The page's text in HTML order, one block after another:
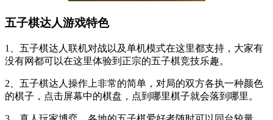
五子棋达人游戏特色
1、五子棋达人联机对战以及单机模式在这里都支持，大家有
没有网都可以在这里体验到正宗的五子棋竞技乐趣。
2、五子棋达人操作上非常的简单，对局的双方各执一种颜色
的棋子，点击屏幕中的棋盘，点到哪里棋子就会落到哪里。